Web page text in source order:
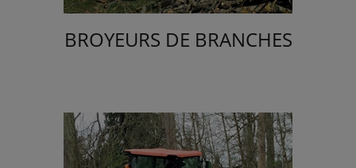
BROYEURS DE BRANCHES